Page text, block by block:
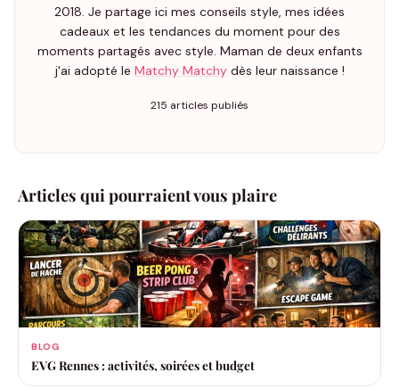
2018. Je partage ici mes conseils style, mes idées
cadeaux et les tendances du moment pour des
moments partagés avec style. Maman de deux enfants
j'ai adopté le Matchy Matchydès leur naissance !
215 articles publiés
Articles qui pourraient vous plaire
BLOG
EVG Rennes : activités, soirées et budget